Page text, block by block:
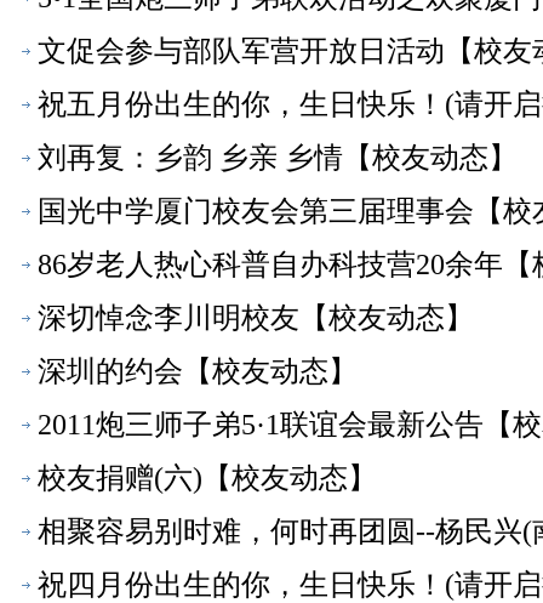
文促会参与部队军营开放日活动【校友
祝五月份出生的你，生日快乐！(请开
刘再复：乡韵 乡亲 乡情【校友动态】
国光中学厦门校友会第三届理事会【校
86岁老人热心科普自办科技营20余年【
深切悼念李川明校友【校友动态】
深圳的约会【校友动态】
2011炮三师子弟5·1联谊会最新公告【
校友捐赠(六)【校友动态】
相聚容易别时难，何时再团圆--杨民兴
祝四月份出生的你，生日快乐！(请开